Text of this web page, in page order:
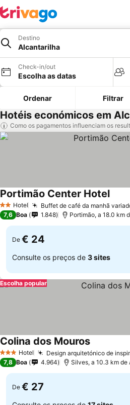
Destino
Alcantarilha
Check-in/out
Escolha as datas
Ordenar Filtrar
Hotéis económicos em
Como os pagamentos influenciam os
2 Estrelas
Hotel Buffet de café da manhã
Portimão Center HotelVer
7,6 Boa 1.848 Portimão, a 18.0 km
De € 24
Consulte os preços de 3 sites
Escolha popular
3 EstrelasHotel Design arquitetónico de
Colina dos MourosVer preços
7,8 Boa 4.964 Silves, a 10.3 km de
De € 27